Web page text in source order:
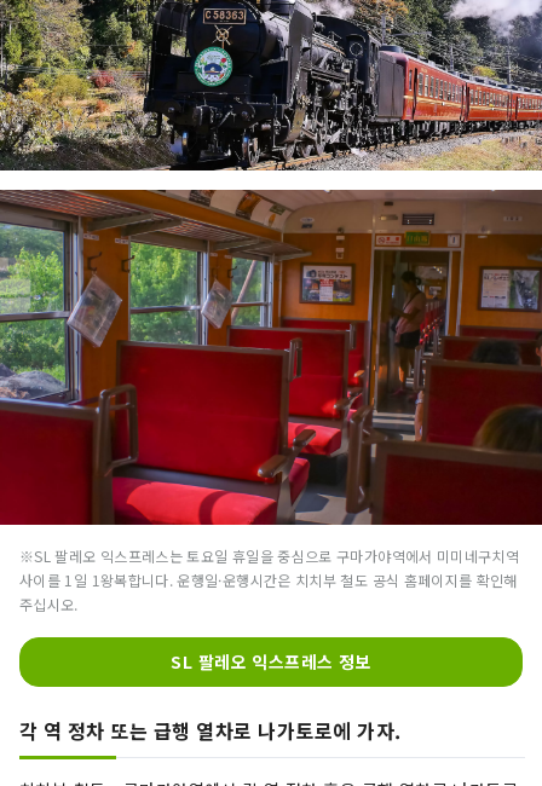
※SL 팔레오 익스프레스는 토요일 휴일을 중심으로 구마가야역에서 미미네구치역
사이를 1일 1왕복합니다. 운행일·운행시간은 치치부 철도 공식 홈페이지를 확인해
주십시오.
SL 팔레오 익스프레스 정보
각 역 정차 또는 급행 열차로 나가토로에 가자.